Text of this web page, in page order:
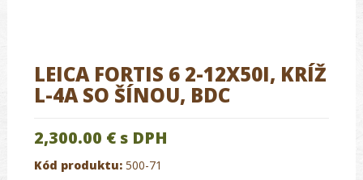
LEICA FORTIS 6 2-12X50I, KRÍŽ
L-4A SO ŠÍNOU, BDC
2,300.00 € s DPH
Kód produktu: 500-71